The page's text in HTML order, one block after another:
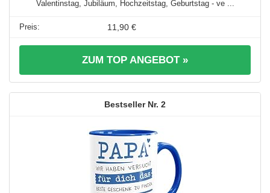
Valentinstag, Jubiläum, Hochzeitstag, Geburtstag - ve ...
11,90 €
ZUM TOP ANGEBOT »
2